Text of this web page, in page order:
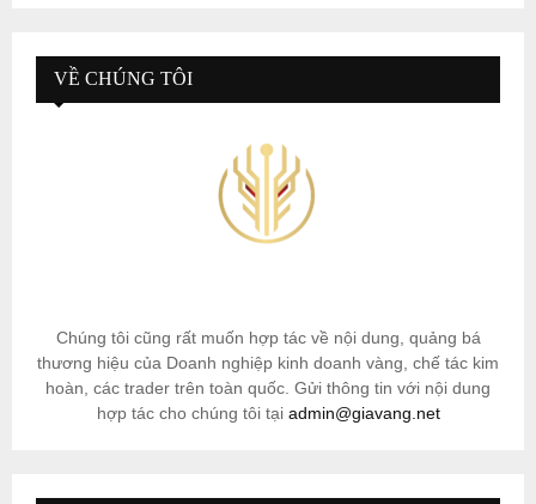
VỀ CHÚNG TÔI
Chúng tôi cũng rất muốn hợp tác về nội dung, quảng bá
thương hiệu của Doanh nghiệp kinh doanh vàng, chế tác kim
hoàn, các trader trên toàn quốc. Gửi thông tin với nội dung
hợp tác cho chúng tôi tại admin@giavang.net